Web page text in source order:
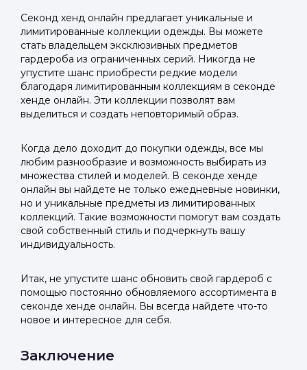
Секонд хенд онлайн предлагает уникальные и
лимитированные коллекции одежды. Вы можете
стать владельцем эксклюзивных предметов
гардероба из ограниченных серий. Никогда не
упустите шанс приобрести редкие модели
благодаря лимитированным коллекциям в секонде
хенде онлайн. Эти коллекции позволят вам
выделиться и создать неповторимый образ.
Когда дело доходит до покупки одежды, все мы
любим разнообразие и возможность выбирать из
множества стилей и моделей. В секонде хенде
онлайн вы найдете не только ежедневные новинки,
но и уникальные предметы из лимитированных
коллекций. Такие возможности помогут вам создать
свой собственный стиль и подчеркнуть вашу
индивидуальность.
Итак, не упустите шанс обновить свой гардероб с
помощью постоянно обновляемого ассортимента в
секонде хенде онлайн. Вы всегда найдете что-то
новое и интересное для себя.
Заключение